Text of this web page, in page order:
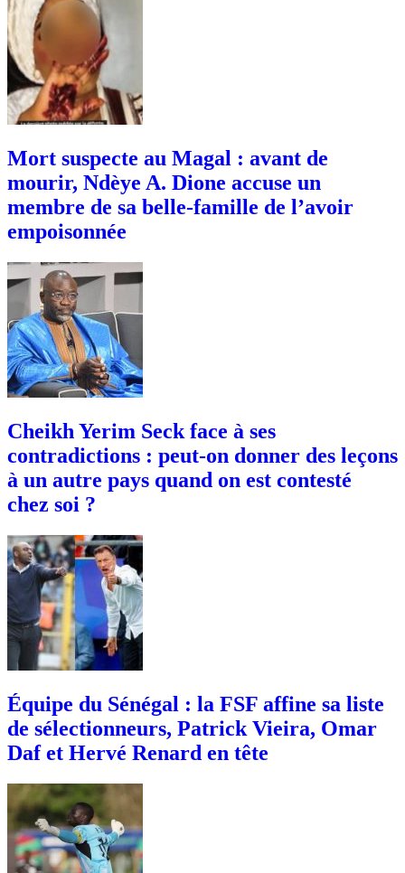
Mort suspecte au Magal : avant de
mourir, Ndèye A. Dione accuse un
membre de sa belle-famille de l’avoir
empoisonnée
Cheikh Yerim Seck face à ses
contradictions : peut-on donner des leçons
à un autre pays quand on est contesté
chez soi ?
Équipe du Sénégal : la FSF affine sa liste
de sélectionneurs, Patrick Vieira, Omar
Daf et Hervé Renard en tête